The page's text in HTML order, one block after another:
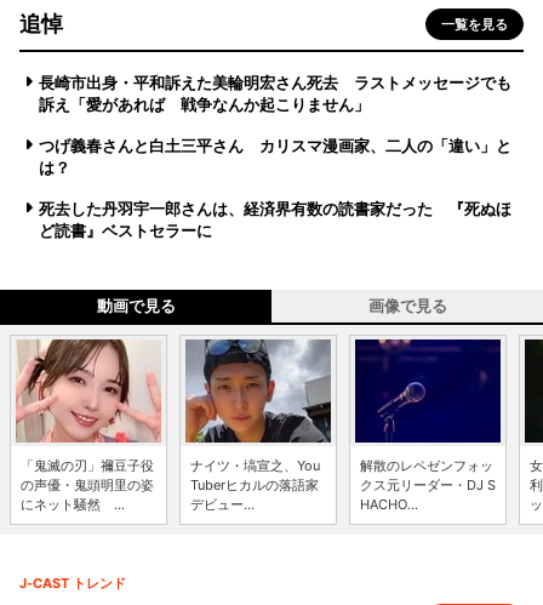
追悼 一覧を見る
長崎市出身・平和訴えた美輪明宏さん死去 ラストメッセージでも
訴え「愛があれば 戦争なんか起こりません」
つげ義春さんと白土三平さん カリスマ漫画家、二人の「違い」と
は？
死去した丹羽宇一郎さんは、経済界有数の読書家だった 『死ぬほ
ど読書』ベストセラーに
動画で見る 画像で見る
「鬼滅の刃」禰豆子役
の声優・鬼頭明里の姿
にネット騒然 ...
ナイツ・塙宣之、You
Tuberヒカルの落語家
デビュー...
解散のレペゼンフォッ
クス元リーダー・DJ S
HACHO...
J-CAST トレンド